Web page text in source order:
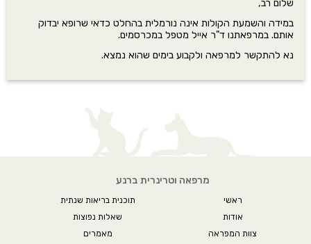
שלום רב,
במידה והשמעת הקולות אינה נורמלית בהחלט כדאי שרופא יבדוק
אותם. במרפאתנו ד"ר אייל מטפל במכרסמים.
נא להתקשר למרפאה ולקבוע בימים שהוא נמצא.
מרפאה וטרינרית ברנע
ראשי
אודות
צוות המפראה
תוכנית בריאות שנתית
שאלות נפוצות
מאמרים